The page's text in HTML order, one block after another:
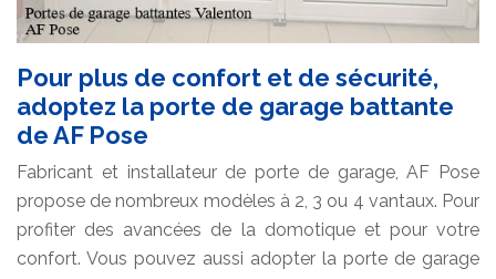
Pour plus de confort et de sécurité,
adoptez la porte de garage battante
de AF Pose
Fabricant et installateur de porte de garage, AF Pose
propose de nombreux modèles à 2, 3 ou 4 vantaux. Pour
profiter des avancées de la domotique et pour votre
confort. Vous pouvez aussi adopter la porte de garage